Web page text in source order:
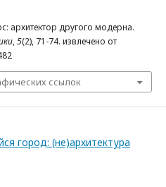
архитектор другого модерна.
,5(2), 71-74. извлечено от
ссылок
город: (не)архитектура